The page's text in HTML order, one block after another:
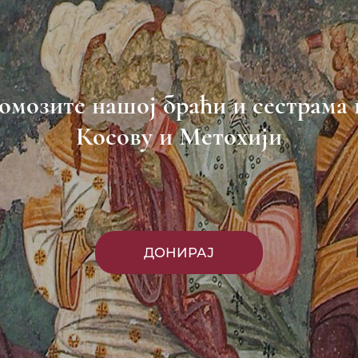
нашој браћи и сестрама
Косову и Метохији
ДОНИРАЈ